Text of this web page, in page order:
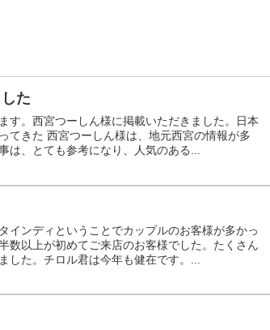
た
す。西宮つーしん様に掲載いただきました。日本
てきた 西宮つーしん様は、地元西宮の情報が多
は、とても参考になり、人気のある...
インディということでカップルのお客様が多かっ
数以上が初めてご来店のお客様でした。たくさん
した。チロル君は今年も健在です。...